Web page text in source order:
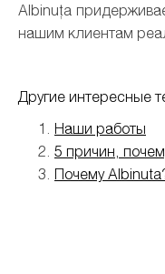
Albinuța
нашим клиентам
Другие интересные
Наши работы
5 причин,
Почему